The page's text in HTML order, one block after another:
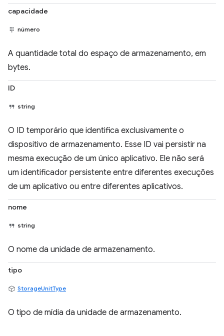
capacidade
número
A quantidade total do espaço de armazenamento, em
bytes.
ID
string
O ID temporário que identifica exclusivamente o
dispositivo de armazenamento. Esse ID vai persistir na
mesma execução de um único aplicativo. Ele não será
um identificador persistente entre diferentes execuções
de um aplicativo ou entre diferentes aplicativos.
nome
string
O nome da unidade de armazenamento.
tipo
StorageUnitType
O tipo de mídia da unidade de armazenamento.